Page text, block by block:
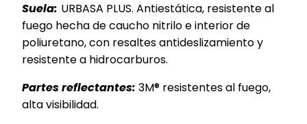
Suela: URBASA PLUS. Antiestática, resistente al
fuego hecha de caucho nitrilo e interior de
poliuretano, con resaltes antideslizamiento y
resistente a hidrocarburos.
Partes reflectantes: 3M® resistentes al fuego,
alta visibilidad.